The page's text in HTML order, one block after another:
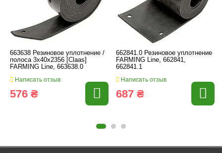
663638 Резиновое уплотнение /
полоса 3x40x2356 [Claas]
FARMING Line, 663638.0
Написать отзыв
576 ₴
662841.0 Резиновое уплотнение
FARMING Line, 662841,
662841.1
Написать отзыв
687 ₴